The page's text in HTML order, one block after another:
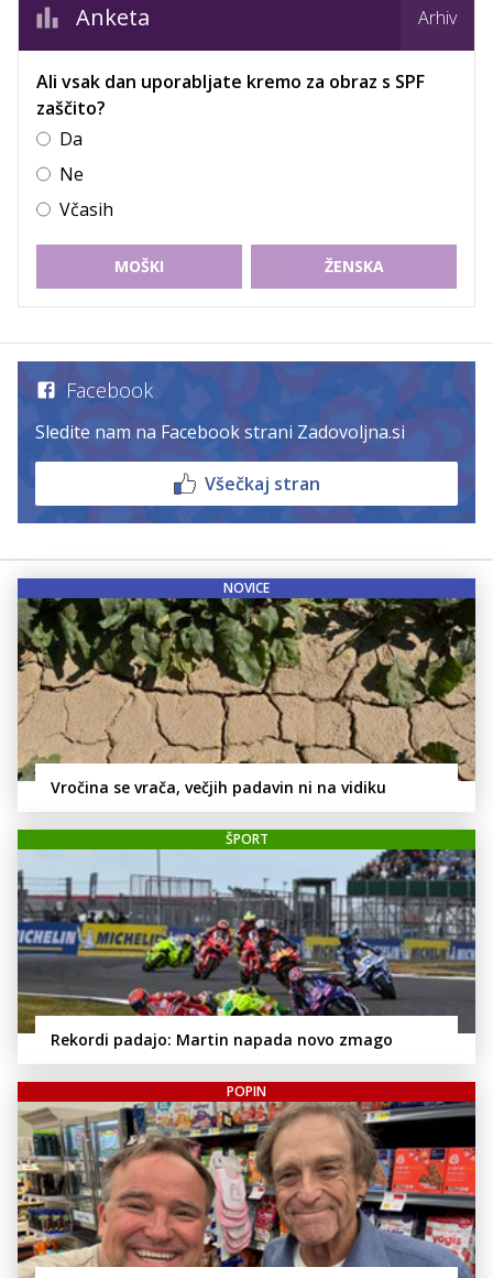
Anketa Arhiv
Ali vsak dan uporabljate kremo za obraz s SPF
zaščito?
Da
Ne
Včasih
MOŠKI ŽENSKA
Facebook
Sledite nam na Facebook strani Zadovoljna.si
Všečkaj stran
NOVICE
Vročina se vrača, večjih padavin ni na vidiku
ŠPORT
Rekordi padajo: Martin napada novo zmago
POPIN